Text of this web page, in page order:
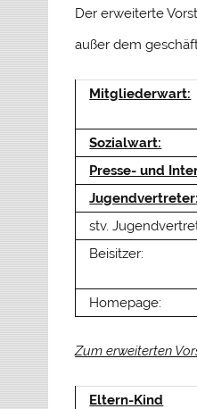
Der erweiterte
außer dem
Mitgliederwart:
Sozialwart:
Presse- und
Jugendvertreter:
stv.
Beisitzer:
Homepage:
Zum erweiterten
Eltern-Kind